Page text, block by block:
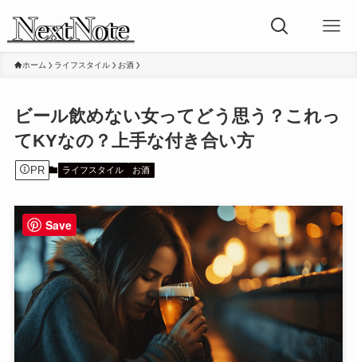
ホーム ライフスタイル お酒
ビール飲めない女ってどう思う？これっ
てKYなの？上手な付き合い方
PR ライフスタイル お酒
Save